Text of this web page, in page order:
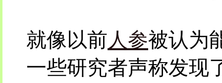
就像以前人参被认为
一些研究者声称发现